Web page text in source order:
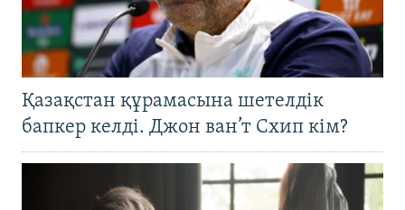
Қазақстан құрамасына шетелдік
бапкер келді. Джон ван’т Схип кім?